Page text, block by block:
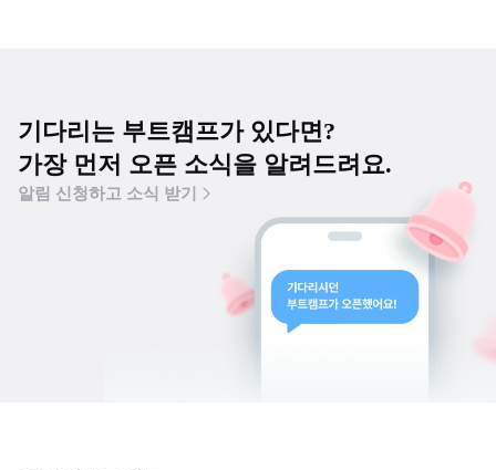
기다리는 부트캠프가 있다면?
가장 먼저 오픈 소식을 알려드려요.
알림 신청하고 소식 받기